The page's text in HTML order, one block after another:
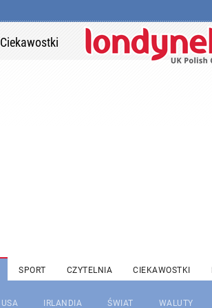
Ciekawostki
SPORT CZYTELNIA CIEKAWOSTKI
USA IRLANDIA ŚWIAT WALUTY